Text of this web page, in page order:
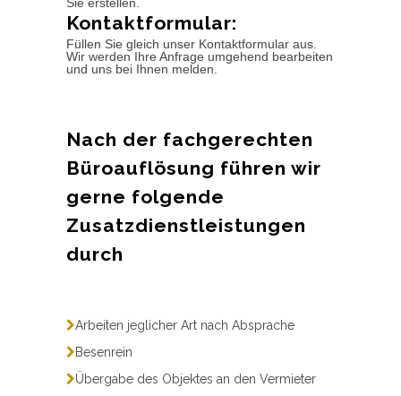
Kontaktformular:
Füllen Sie gleich unser Kontaktformular aus.
Wir werden Ihre Anfrage umgehend bearbeiten
und uns bei Ihnen melden.
Nach der fachgerechten
Büroauflösung führen wir
gerne folgende
Zusatzdienstleistungen
durch
Arbeiten jeglicher Art nach Absprache
Besenrein
Übergabe des Objektes an den Vermieter